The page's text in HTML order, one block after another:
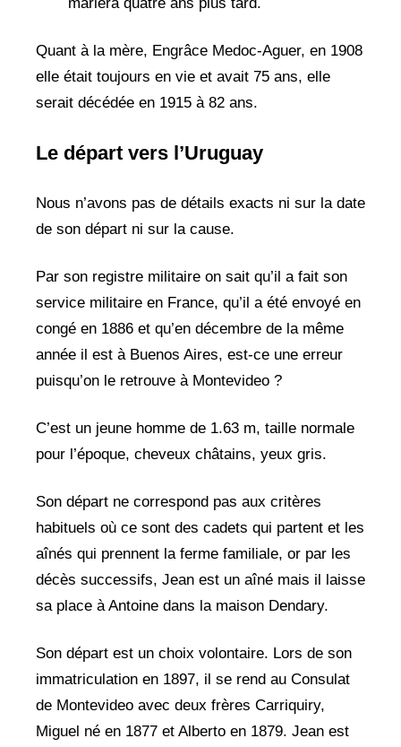
Quant à la mère, Engrâce Medoc-Aguer, en 1908
elle était toujours en vie et avait 75 ans, elle
serait décédée en 1915 à 82 ans.
Le départ vers l’Uruguay
Nous n’avons pas de détails exacts ni sur la date
de son départ ni sur la cause.
Par son registre militaire on sait qu’il a fait son
service militaire en France, qu’il a été envoyé en
congé en 1886 et qu’en décembre de la même
année il est à Buenos Aires, est-ce une erreur
puisqu’on le retrouve à Montevideo ?
C’est un jeune homme de 1.63 m, taille normale
pour l’époque, cheveux châtains, yeux gris.
Son départ ne correspond pas aux critères
habituels où ce sont des cadets qui partent et les
aînés qui prennent la ferme familiale, or par les
décès successifs, Jean est un aîné mais il laisse
sa place à Antoine dans la maison Dendary.
Son départ est un choix volontaire. Lors de son
immatriculation en 1897, il se rend au Consulat
de Montevideo avec deux frères Carriquiry,
Miguel né en 1877 et Alberto en 1879. Jean est